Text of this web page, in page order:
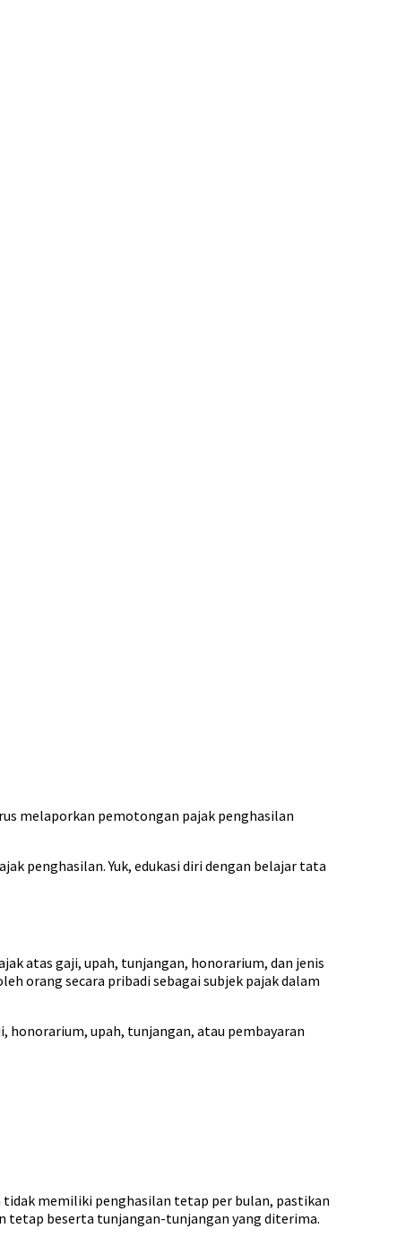
melaporkan pemotongan pajak penghasilan
penghasilan. Yuk, edukasi diri dengan belajar tata
atas gaji, upah, tunjangan, honorarium, dan jenis
orang secara pribadi sebagai subjek pajak dalam
honorarium, upah, tunjangan, atau pembayaran
tidak memiliki penghasilan tetap per bulan, pastikan
tetap beserta tunjangan-tunjangan yang diterima.